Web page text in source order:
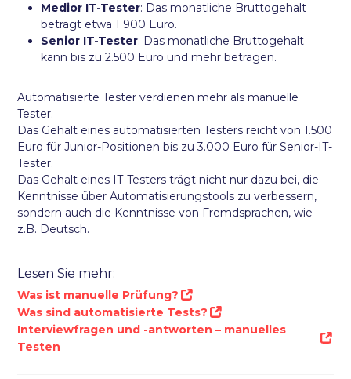
Medior IT-Tester: Das monatliche Bruttogehalt
beträgt etwa 1 900 Euro.
Senior IT-Tester: Das monatliche Bruttogehalt
kann bis zu 2.500 Euro und mehr betragen.
Automatisierte Tester verdienen mehr als manuelle
Tester.
Das Gehalt eines automatisierten Testers reicht von 1.500
Euro für Junior-Positionen bis zu 3.000 Euro für Senior-IT-
Tester.
Das Gehalt eines IT-Testers trägt nicht nur dazu bei, die
Kenntnisse über Automatisierungstools zu verbessern,
sondern auch die Kenntnisse von Fremdsprachen, wie
z.B. Deutsch.
Lesen Sie mehr:
Was ist manuelle Prüfung?
Was sind automatisierte Tests?
Interviewfragen und -antworten – manuelles
Testen